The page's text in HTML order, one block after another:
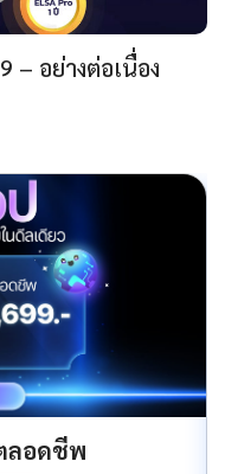
– อย่างต่อเนื่อง
ลอดชีพ